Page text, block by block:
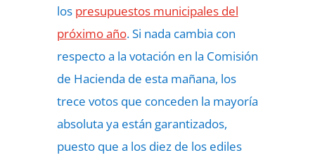
los presupuestos municipales del
próximo año. Si nada cambia con
respecto a la votación en la Comisión
de Hacienda de esta mañana, los
trece votos que conceden la mayoría
absoluta ya están garantizados,
puesto que a los diez de los ediles